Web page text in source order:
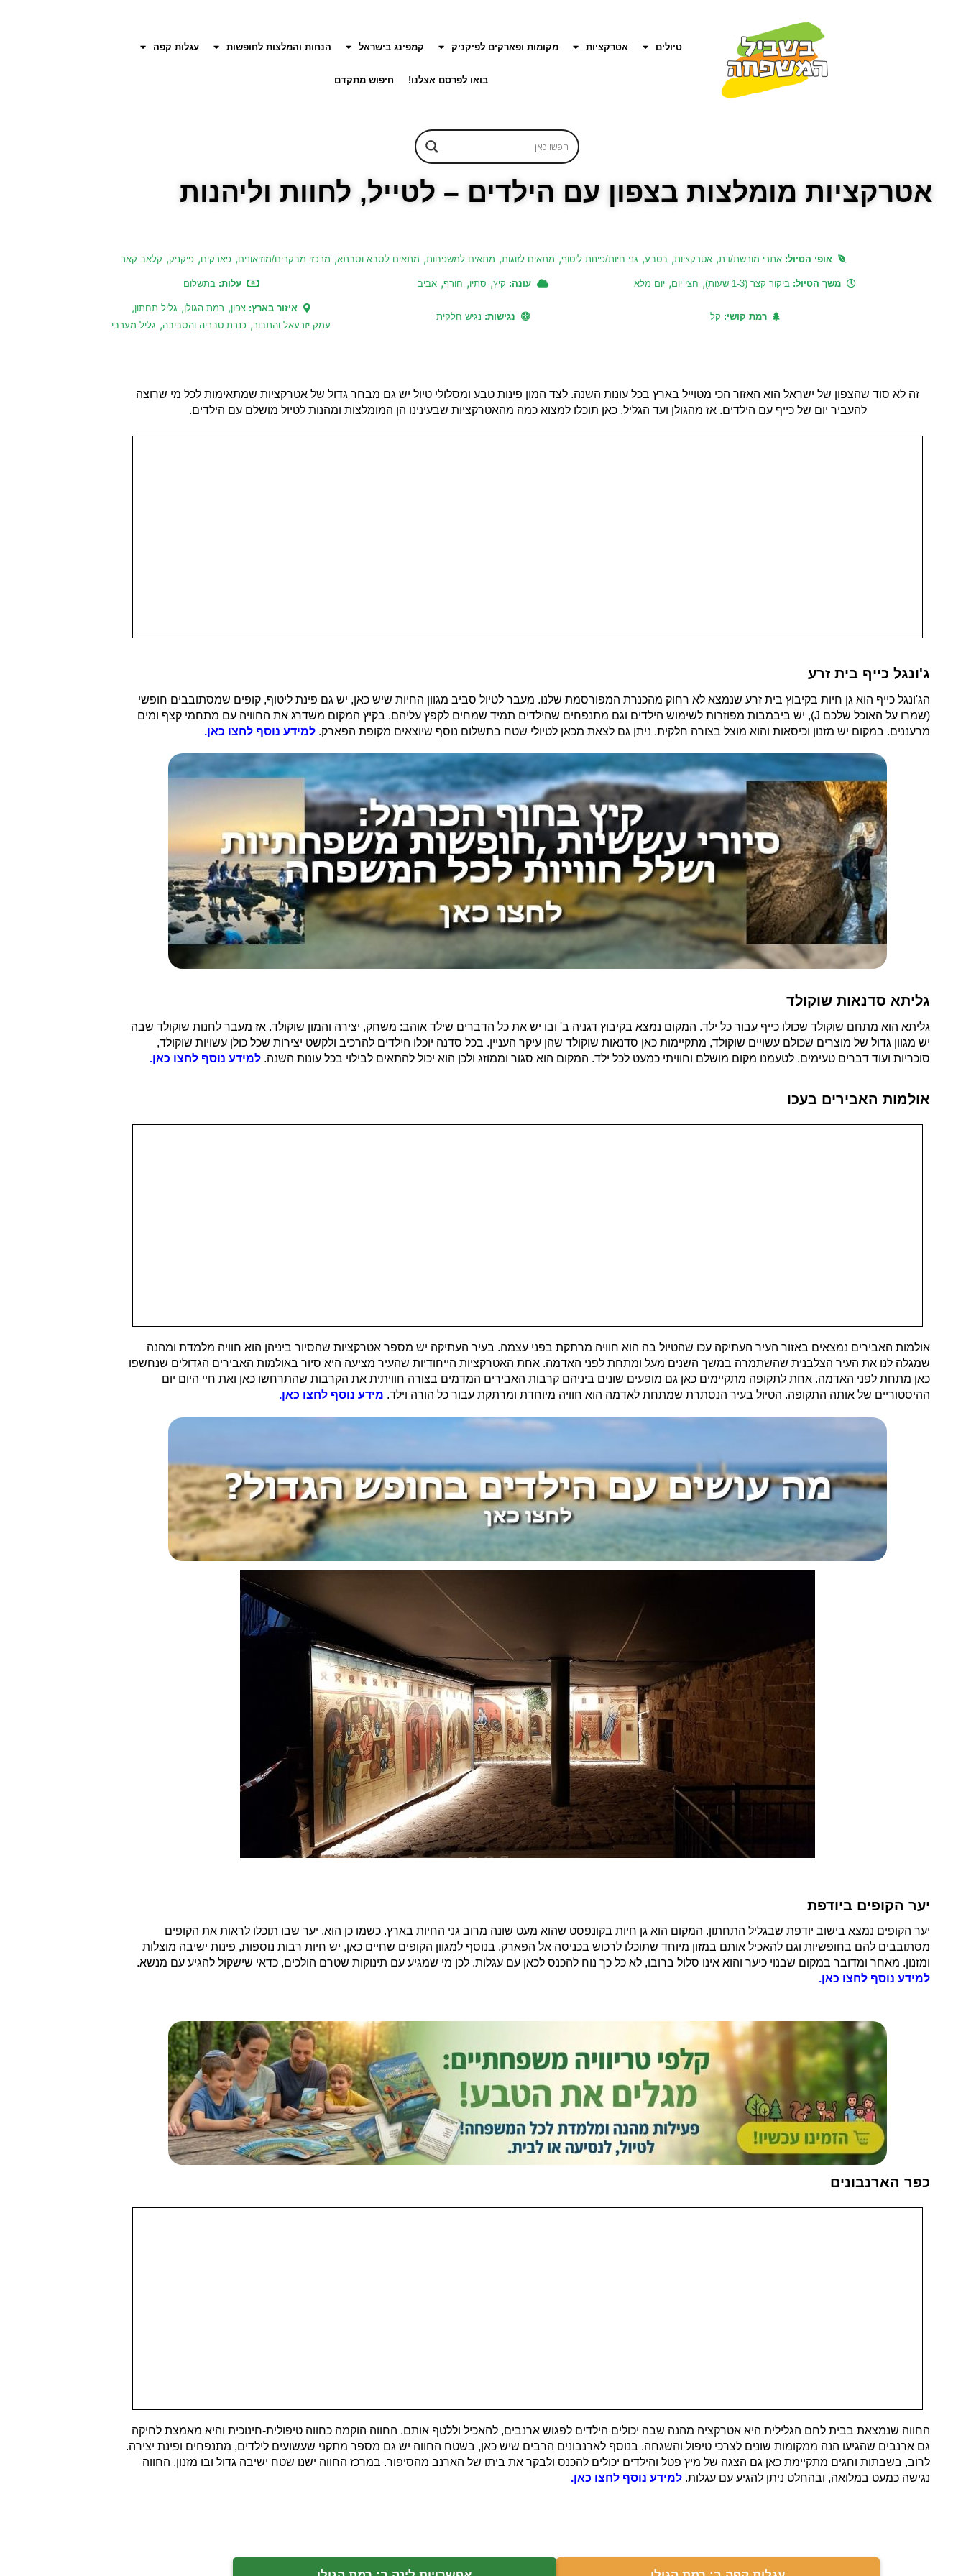
טיולים אטרקציות מקומות ופארקים לפיקניק קמפינג בישראל הנחות והמלצות לחופשות עגלות קפה
בואו לפרסם אצלנו! חיפוש מתקדם
אטרקציות מומלצות בצפון עם הילדים – לטייל, לחוות וליהנות
אופי הטיול:אתרי מורשת/דת, אטרקציות, בטבע, גני חיות/פינות ליטוף, מתאים לזוגות, מתאים למשפחות, מתאים לסבא וסבתא, מרכזי מבקרים/מוזיאונים, פארקים, פיקניק, קלאב קאר
משך הטיול: ביקור קצר (1-3 שעות) , חצי יום, יום מלא עונה: קיץ, סתיו, חורף, אביב עלות:בתשלום
רמת קושי: קל נגישות: נגיש חלקית
איזור בארץ:צפון, רמת הגולן, גליל תחתון,
עמק יזרעאל והתבור, כנרת טבריה והסביבה, גליל מערבי
זה לא סוד שהצפון של ישראל הוא האזור הכי מטוייל בארץ בכל עונות השנה. לצד המון פינות טבע ומסלולי טיול יש גם מבחר גדול של אטרקציות שמתאימות לכל מי שרוצה
להעביר יום של כייף עם הילדים. אז מהגולן ועד הגליל, כאן תוכלו למצוא כמה מהאטרקציות שבעינינו הן המומלצות ומהנות לטיול מושלם עם הילדים.
ג'ונגל כייף בית זרע
הג'ונגל כייף הוא גן חיות בקיבוץ בית זרע שנמצא לא רחוק מהכנרת המפורסמת שלנו. מעבר לטיול סביב מגוון החיות שיש כאן, יש גם פינת ליטוף, קופים שמסתובבים חופשי
(שמרו על האוכל שלכם J), יש ביבמבות מפוזרות לשימוש הילדים וגם מתנפחים שהילדים תמיד שמחים לקפץ עליהם. בקיץ המקום משדרג את החוויה עם מתחמי קצף ומים
מרעננים. במקום יש מזנון וכיסאות והוא מוצל בצורה חלקית. ניתן גם לצאת מכאן לטיולי שטח בתשלום נוסף שיוצאים מקופת הפארק. למידע נוסף לחצו כאן.
גליתא סדנאות שוקולד
גליתא הוא מתחם שוקולד שכולו כייף עבור כל ילד. המקום נמצא בקיבוץ דגניה ב' ובו יש את כל הדברים שילד אוהב: משחק, יצירה והמון שוקולד. אז מעבר לחנות שוקולד שבה
יש מגוון גדול של מוצרים שכולם עשויים שוקולד, מתקיימות כאן סדנאות שוקולד שהן עיקר העניין. בכל סדנה יוכלו הילדים להרכיב ולקשט יצירות שכל כולן עשויות שוקולד,
סוכריות ועוד דברים טעימים. לטעמנו מקום מושלם וחוויתי כמעט לכל ילד. המקום הוא סגור וממוזג ולכן הוא יכול להתאים לבילוי בכל עונות השנה. למידע נוסף לחצו כאן.
אולמות האבירים בעכו
אולמות האבירים נמצאים באזור העיר העתיקה עכו שהטיול בה הוא חוויה מרתקת בפני עצמה. בעיר העתיקה יש מספר אטרקציות שהסיור ביניהן הוא חוויה מלמדת ומהנה
שמגלה לנו את העיר הצלבנית שהשתמרה במשך השנים מעל ומתחת לפני האדמה. אחת האטרקציות הייחודיות שהעיר מציעה היא סיור באולמות האבירים הגדולים שנחשפו
כאן מתחת לפני האדמה. אחת לתקופה מתקיימים כאן גם מופעים שונים ביניהם קרבות האבירים המדמים בצורה חוויתית את הקרבות שהתרחשו כאן ואת חיי היום יום
ההיסטוריים של אותה התקופה. הטיול בעיר הנסתרת שמתחת לאדמה הוא חוויה מיוחדת ומרתקת עבור כל הורה וילד. מידע נוסף לחצו כאן.
יער הקופים ביודפת
יער הקופים נמצא בישוב יודפת שבגליל התחתון. המקום הוא גן חיות בקונפסט שהוא מעט שונה מרוב גני החיות בארץ. כשמו כן הוא, יער שבו תוכלו לראות את הקופים
מסתובבים להם בחופשיות וגם להאכיל אותם במזון מיוחד שתוכלו לרכוש בכניסה אל הפארק. בנוסף למגוון הקופים שחיים כאן, יש חיות רבות נוספות, פינות ישיבה מוצלות
ומזנון. מאחר ומדובר במקום שבנוי כיער והוא אינו סלול ברובו, לא כל כך נוח להכנס לכאן עם עגלות. לכן מי שמגיע עם תינוקות שטרם הולכים, כדאי שישקול להגיע עם מנשא.
למידע נוסף לחצו כאן.
כפר הארנבונים
החווה שנמצאת בבית לחם הגלילית היא אטרקציה מהנה שבה יכולים הילדים לפגוש ארנבים, להאכיל וללטף אותם. החווה הוקמה כחווה טיפולית-חינוכית והיא מאמצת לחיקה
גם ארנבים שהגיעו הנה ממקומות שונים לצרכי טיפול והשגחה. בנוסף לארנבונים הרבים שיש כאן, בשטח החווה יש גם מספר מתקני שעשועים לילדים, מתנפחים ופינת יצירה.
לרוב, בשבתות וחגים מתקיימת כאן גם הצגה של מיץ פטל והילדים יכולים להכנס ולבקר את ביתו של הארנב מהסיפור. במרכז החווה ישנו שטח ישיבה גדול ובו מזנון. החווה
נגישה כמעט במלואה, ובהחלט ניתן להגיע עם עגלות. למידע נוסף לחצו כאן.